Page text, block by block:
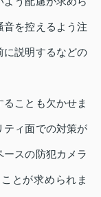
音を控えるよう注
に説明するなどの
ことも欠かせま
ティ面での対策が
スの防犯カメラ
とが求められま